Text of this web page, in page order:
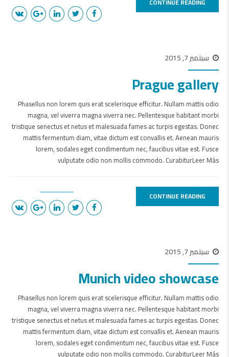
سبتمبر 7, 2015
Prague gallery
Phasellus non lorem quis erat scelerisque efficitur. Nullam mattis odio
magna, vel viverra magna viverra nec. Pellentesque habitant morbi
tristique senectus et netus et malesuada fames ac turpis egestas. Donec
mattis fermentum diam, vitae dictum est convallis et. Aenean mauris
lorem, sodales eget condimentum nec, faucibus vitae est. Fusce
vulputate odio non mollis commodo. CurabiturLeer Más
CONTINUE READING
سبتمبر 7, 2015
Munich video showcase
Phasellus non lorem quis erat scelerisque efficitur. Nullam mattis odio
magna, vel viverra magna viverra nec. Pellentesque habitant morbi
tristique senectus et netus et malesuada fames ac turpis egestas. Donec
mattis fermentum diam, vitae dictum est convallis et. Aenean mauris
lorem, sodales eget condimentum nec, faucibus vitae est. Fusce
vulputate odio non mollis commodo. CurabiturLeer Más